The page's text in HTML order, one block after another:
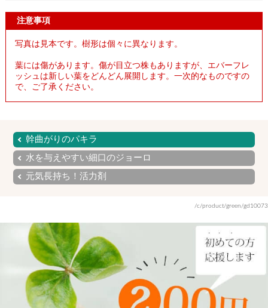
注意事項
写真は見本です。樹形は個々に異なります。
葉には傷があります。傷が目立つ株もありますが、エバーフレ
ッシュは新しい葉をどんどん展開します。一次的なものですの
で、ご了承ください。
幹曲がりのパキラ
水を与えやすい細口のジョーロ
元気長持ち！活力剤
/c/product/green/gd10073